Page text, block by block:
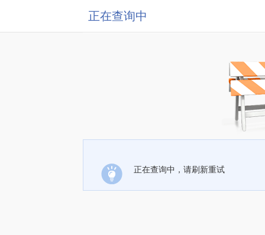
正在查询中
正在查询中，请刷新重试